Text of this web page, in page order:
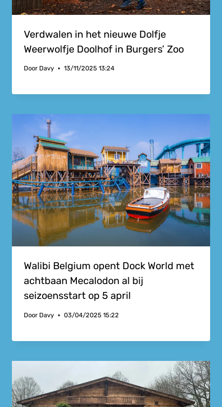
Verdwalen in het nieuwe Dolfje
Weerwolfje Doolhof in Burgers’ Zoo
Door Davy 13/11/2025 13:24
Walibi Belgium opent Dock World met
achtbaan Mecalodon al bij
seizoensstart op 5 april
Door Davy 03/04/2025 15:22